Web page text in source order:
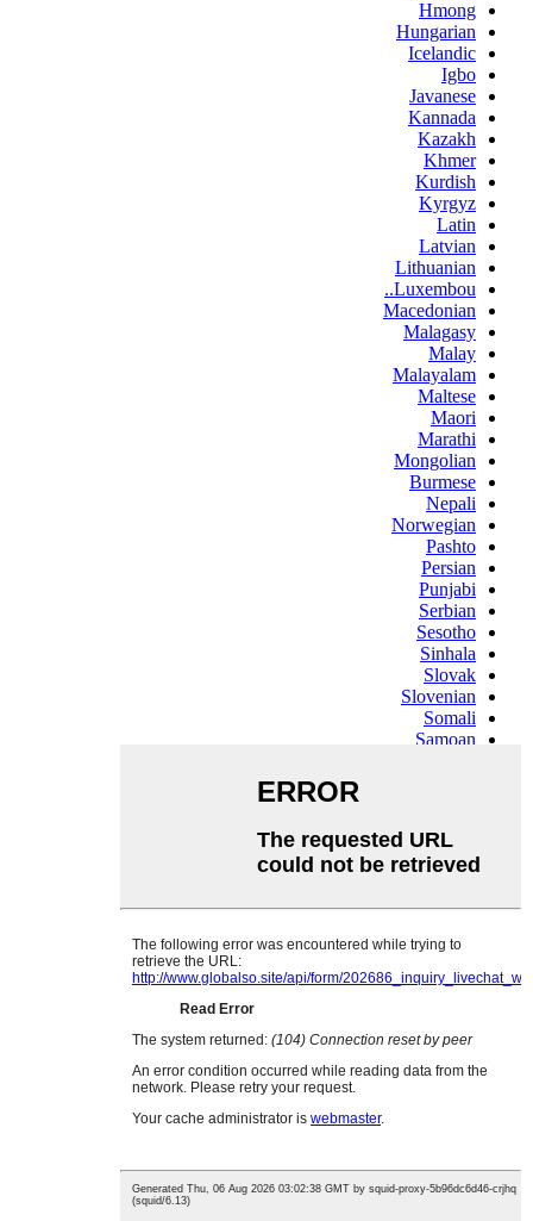
Hmong
Hungarian
Icelandic
Igbo
Javanese
Kannada
Kazakh
Khmer
Kurdish
Kyrgyz
Latin
Latvian
Lithuanian
Luxembou..
Macedonian
Malagasy
Malay
Malayalam
Maltese
Maori
Marathi
Mongolian
Burmese
Nepali
Norwegian
Pashto
Persian
Punjabi
Serbian
Sesotho
Sinhala
Slovak
Slovenian
Somali
Samoan
Swahili
Tajik
Telugu
Ukrainian
Urdu
Welsh
Xhosa
Yiddish
Tatar
Oriya